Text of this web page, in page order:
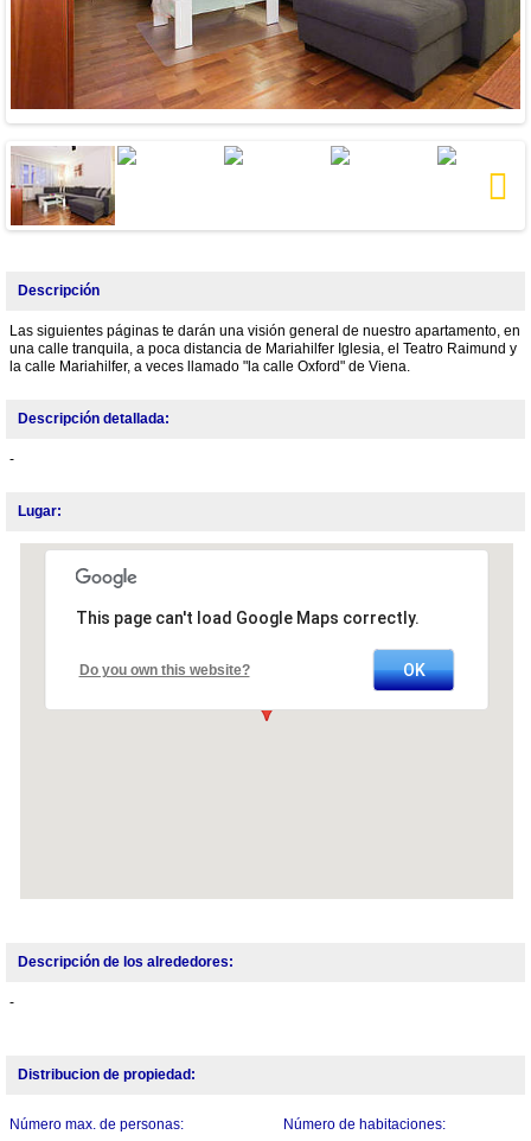
Descripción
Las siguientes páginas te darán una visión general de nuestro apartamento, en
una calle tranquila, a poca distancia de Mariahilfer Iglesia, el Teatro Raimund y
la calle Mariahilfer, a veces llamado "la calle Oxford" de Viena.
Descripción detallada:
-
Lugar:
This page can't load Google Maps correctly.
Do you own this website? OK
Descripción de los alrededores:
-
Distribucion de propiedad:
Número max. de personas:
Número de habitaciones: